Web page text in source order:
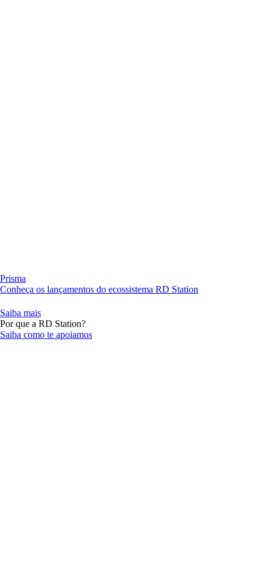
Prisma
Conheça os lançamentos do ecossistema RD Station
Saiba mais
Por que a RD Station?
Saiba como te apoiamos